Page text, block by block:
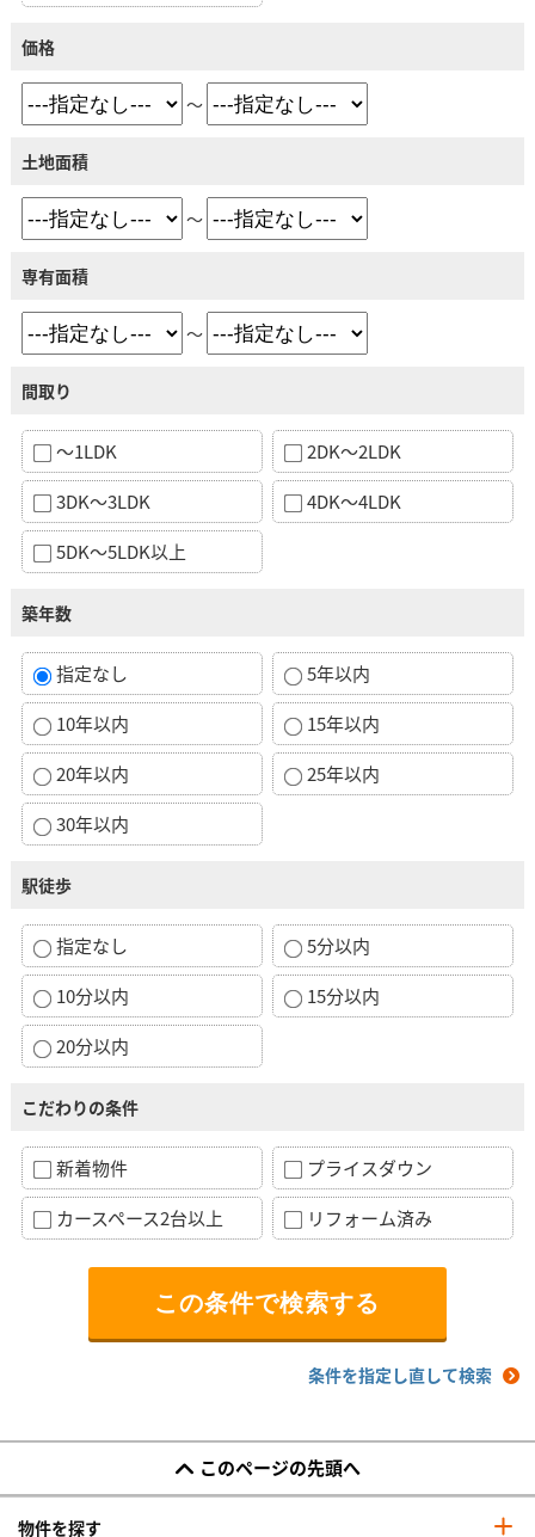
価格
～
土地面積
～
専有面積
～
間取り
～1LDK
2DK～2LDK
3DK～3LDK
4DK～4LDK
5DK～5LDK以上
築年数
指定なし
5年以内
10年以内
15年以内
20年以内
25年以内
30年以内
駅徒歩
指定なし
5分以内
10分以内
15分以内
20分以内
こだわりの条件
新着物件
プライスダウン
カースペース2台以上
リフォーム済み
条件を指定し直して検索
このページの先頭へ
物件を探す